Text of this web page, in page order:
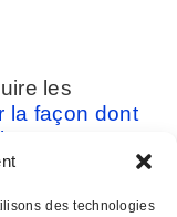
des technologies
les
la façon dont
sont